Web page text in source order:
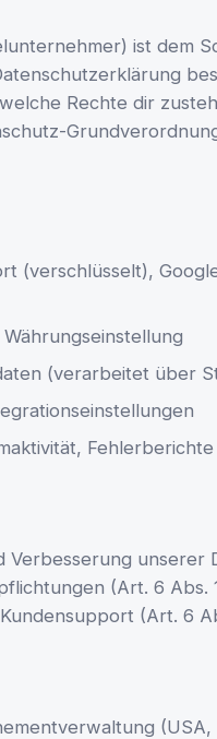
ist dem
Rechte dir
(verschlüsselt),
(verarbeitet über
Fehlerberichte
unserer
(Art. 6 Abs.
(Art. 6